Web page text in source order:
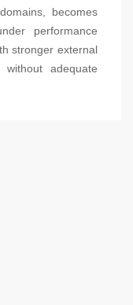
becomes
performance
stronger external
adequate